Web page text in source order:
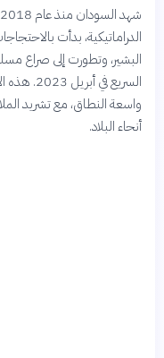
الدراماتيكية، بدأت
البشير، وتطورت إلى صراع
السريع
واسعة النطاق، مع تشريد
أنحاء البلاد.